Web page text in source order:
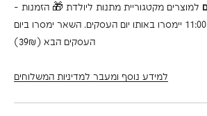
- למוצרים מקטגוריית מתנות ליולדת 🎁 הזמנות
עד השעה 11:00 יימסרו באותו יום העסקים. השאר ימסרו ביום
העסקים הבא (39₪)
למידע נוסף ומעבר למדיניות המשלוחים